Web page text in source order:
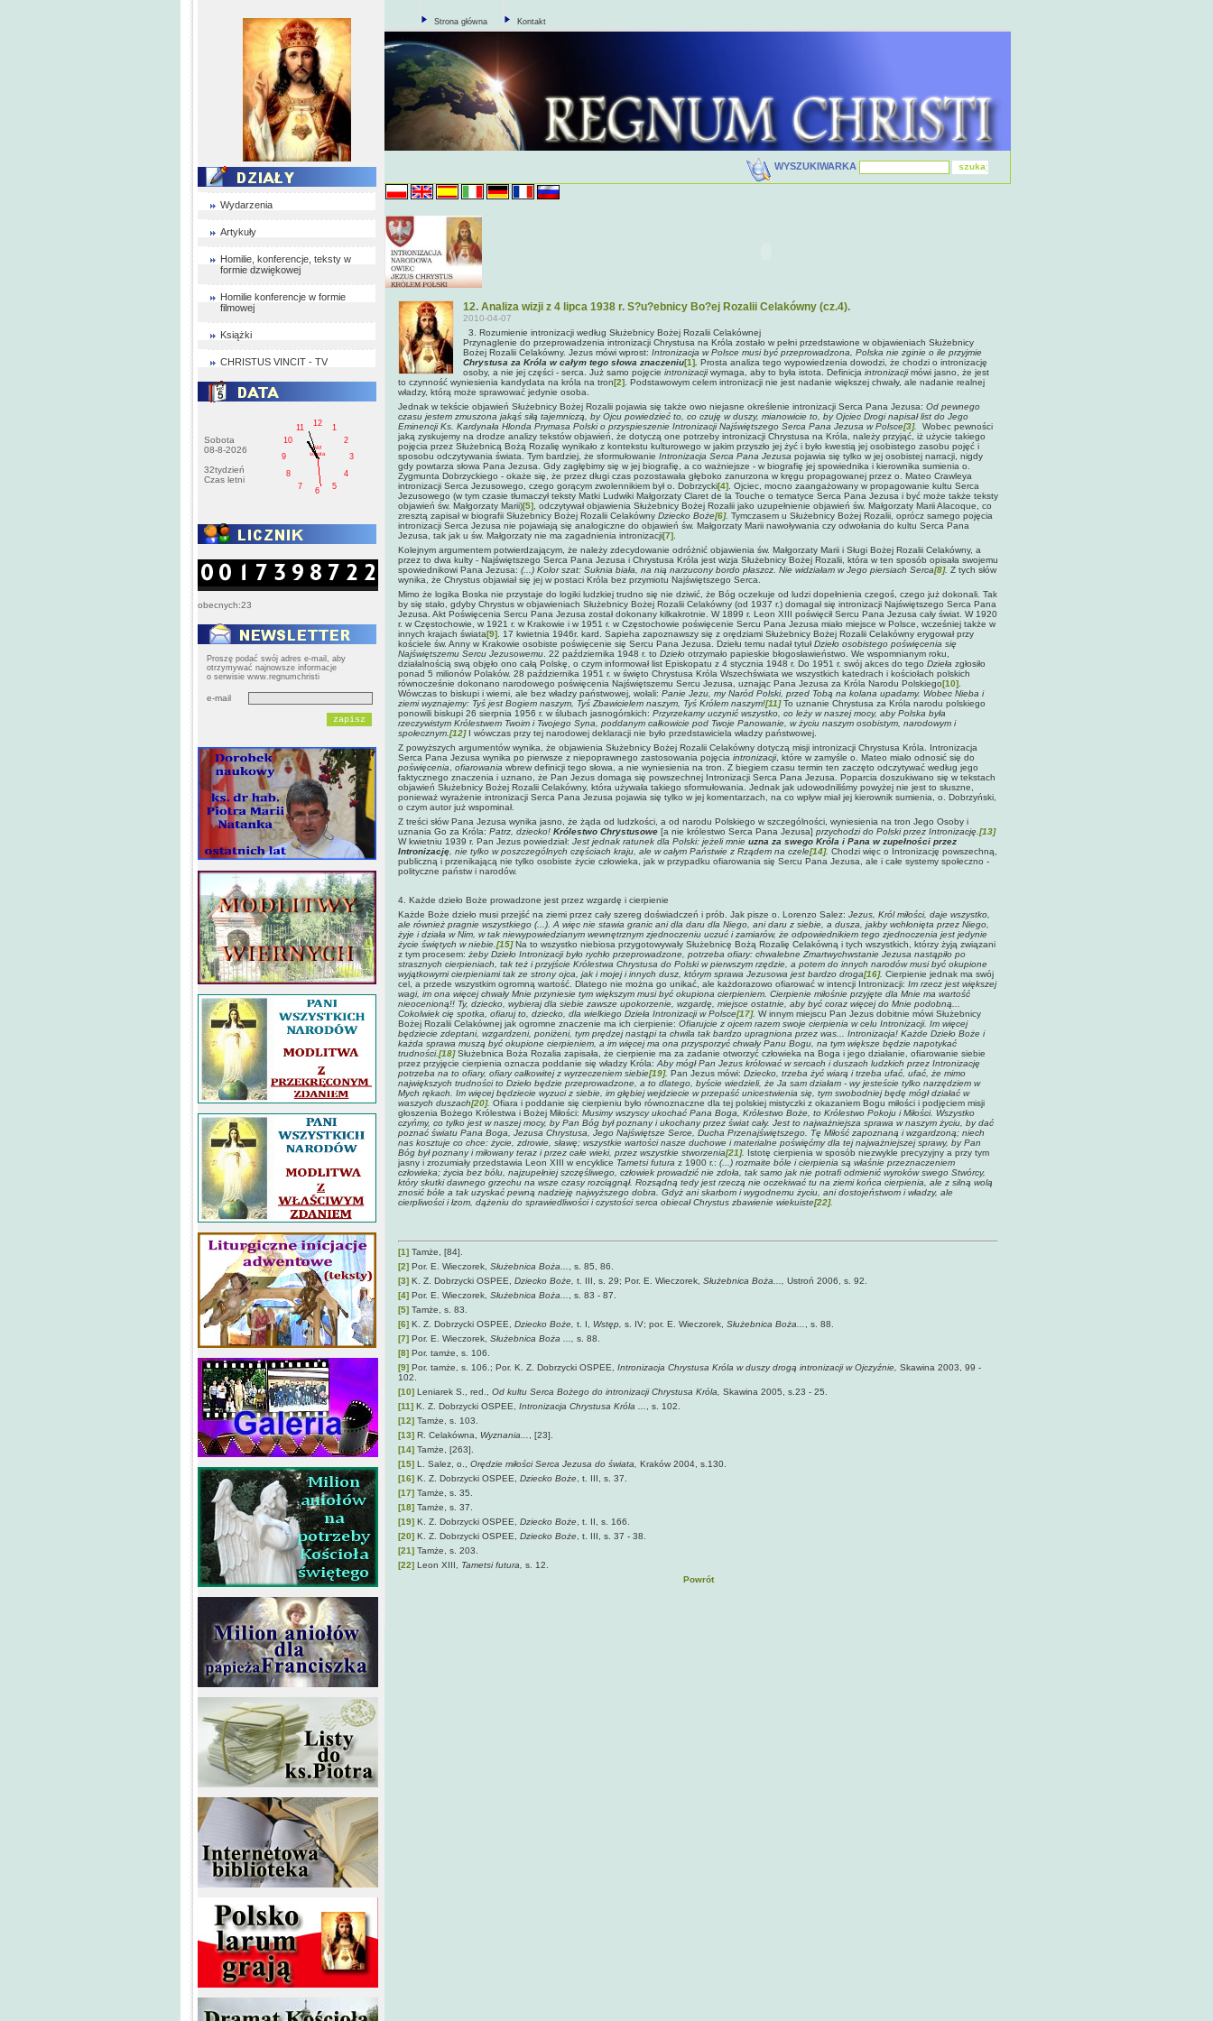
Wydarzenia
Artykuły
Homilie, konferencje, teksty w
formie dzwiękowej
Homilie konferencje w formie
filmowej
Książki
CHRISTUS VINCIT - TV
Sobota
08-8-2026
32tydzień
Czas letni
1
2
3
4
5
6
7
8
9
10
11
12
AM
sobota
obecnych:23
Proszę podać swój adres e-mail, aby
otrzymywać najnowsze informacje
o serwisie www.regnumchristi
e-mail
Strona główna Kontakt
WYSZUKIWARKA
12. Analiza wizji z 4 lipca 1938 r. S?u?ebnicy Bo?ej Rozalii Celakówny (cz.4).
2010-04-07
3. Rozumienie intronizacji według Służebnicy Bożej Rozalii Celakównej
Przynaglenie do przeprowadzenia intronizacji Chrystusa na Króla zostało w pełni przedstawione w objawieniach Służebnicy
Bożej Rozalii Celakówny. Jezus mówi wprost: Intronizacja w Polsce musi być przeprowadzona, Polska nie zginie o ile przyjmie
Chrystusa za Króla w całym tego słowa znaczeniu[1] Prosta analiza tego wypowiedzenia dowodzi, że chodzi o intronizację
osoby, a nie jej części - serca. Już samo pojęcie intronizacjiwymaga, aby to była istota. Definicja intronizacjimówi jasno, że jest
to czynność wyniesienia kandydata na króla na tron[2] . Podstawowym celem intronizacji nie jest nadanie większej chwały, ale nadanie realnej
władzy, którą może sprawować jedynie osoba.
Jednak w tekście objawień Służebnicy Bożej Rozalii pojawia się także owo niejasne określenie intronizacji Serca Pana Jezusa: Od pewnego
czasu jestem zmuszona jakąś siłą tajemniczą, by Ojcu powiedzieć to, co czuję w duszy, mianowicie to, by Ojciec Drogi napisał list do Jego
Eminencji Ks. Kardynała Hlonda Prymasa Polski o przyspieszenie Intronizacji Najświętszego Serca Pana Jezusa w Polsce[3].
Wobec pewności
jaką zyskujemy na drodze analizy tekstów objawień, że dotyczą one potrzeby intronizacji Chrystusa na Króla, należy przyjąć, iż użycie takiego
pojęcia przez Służebnicą Bożą Rozalię wynikało z kontekstu kulturowego w jakim przyszło jej żyć i było kwestią jej osobistego zasobu pojęć i
sposobu odczytywania świata. Tym bardziej, że sformułowanie Intronizacja Serca Pana Jezusa pojawia się tylko w jej osobistej narracji, nigdy
gdy powtarza słowa Pana Jezusa. Gdy zagłębimy się w jej biografię, a co ważniejsze - w biografię jej spowiednika i kierownika sumienia o.
Zygmunta Dobrzyckiego - okaże się, że przez długi czas pozostawała głęboko zanurzona w kręgu propagowanej przez o. Mateo Crawleya
intronizacji Serca Jezusowego, czego gorącym zwolennikiem był o. Dobrzycki[4] . Ojciec, mocno zaangażowany w propagowanie kultu Serca
Jezusowego (w tym czasie tłumaczył teksty Matki Ludwiki Małgorzaty Claret de la Touche o tematyce Serca Pana Jezusa i być może także teksty
objawień św. Małgorzaty Marii)[5] , odczytywał objawienia Służebnicy Bożej Rozalii jako uzupełnienie objawień św. Małgorzaty Marii Alacoque, co
zresztą zapisał w biografii Służebnicy Bożej Rozalii Celakówny Dziecko Boże[6]. Tymczasem u Służebnicy Bożej Rozalii, oprócz samego pojęcia
intronizacji Serca Jezusa nie pojawiają się analogiczne do objawień św. Małgorzaty Marii nawoływania czy odwołania do kultu Serca Pana
Jezusa, tak jak u św. Małgorzaty nie ma zagadnienia intronizacji[7]
Kolejnym argumentem potwierdzającym, że należy zdecydowanie odróżnić objawienia św. Małgorzaty Marii i Sługi Bożej Rozalii Celakówny, a
przez to dwa kulty - Najświętszego Serca Pana Jezusa i Chrystusa Króla jest wizja Służebnicy Bożej Rozalii, która w ten sposób opisała swojemu
spowiednikowi Pana Jezusa: (...) Kolor szat: Suknia biała, na nią narzucony bordo płaszcz. Nie widziałam w Jego piersiach Serca[8]. Z tych słów
wynika, że Chrystus objawiał się jej w postaci Króla bez przymiotu Najświętszego Serca.
Mimo że logika Boska nie przystaje do logiki ludzkiej trudno się nie dziwić, że Bóg oczekuje od ludzi dopełnienia czegoś, czego już dokonali. Tak
by się stało, gdyby Chrystus w objawieniach Służebnicy Bożej Rozalii Celakówny (od 1937 r.) domagał się intronizacji Najświętszego Serca Pana
Jezusa. Akt Poświęcenia Sercu Pana Jezusa został dokonany kilkakrotnie. W 1899 r. Leon XIII poświęcił Sercu Pana Jezusa cały świat. W 1920
r. w Częstochowie, w 1921 r. w Krakowie i w 1951 r. w Częstochowie poświęcenie Sercu Pana Jezusa miało miejsce w Polsce, wcześniej także w
innych krajach świata[9] . 17 kwietnia 1946r. kard. Sapieha zapoznawszy się z orędziami Służebnicy Bożej Rozalii Celakówny erygował przy
kościele św. Anny w Krakowie osobiste poświęcenie się Sercu Pana Jezusa. Dziełu temu nadał tytuł Dzieło osobistego poświęcenia się
Najświętszemu Sercu Jezusowemu . 22 października 1948 r. to Dzieło otrzymało papieskie błogosławieństwo. We wspomnianym roku,
działalnością swą objęło ono całą Polskę, o czym informował list Episkopatu z 4 stycznia 1948 r. Do 1951 r. swój akces do tego Dzieła zgłosiło
ponad 5 milionów Polaków. 28 października 1951 r. w święto Chrystusa Króla Wszechświata we wszystkich katedrach i kościołach polskich
równocześnie dokonano narodowego poświęcenia Najświętszemu Sercu Jezusa, uznając Pana Jezusa za Króla Narodu Polskiego[10]
Wówczas to biskupi i wierni, ale bez władzy państwowej, wołali: Panie Jezu, my Naród Polski, przed Tobą na kolana upadamy. Wobec Nieba i
ziemi wyznajemy: Tyś jest Bogiem naszym, Tyś Zbawicielem naszym, Tyś Królem naszym![11] To uznanie Chrystusa za Króla narodu polskiego
ponowili biskupi 26 sierpnia 1956 r. w ślubach jasnogórskich: Przyrzekamy uczynić wszystko, co leży w naszej mocy, aby Polska była
rzeczywistym Królestwem Twoim i Twojego Syna, poddanym całkowicie pod Twoje Panowanie, w życiu naszym osobistym, narodowym i
społecznym. [12] I wówczas przy tej narodowej deklaracji nie było przedstawiciela władzy państwowej.
Z powyższych argumentów wynika, że objawienia Służebnicy Bożej Rozalii Celakówny dotyczą misji intronizacji Chrystusa Króla. Intronizacja
Serca Pana Jezusa wynika po pierwsze z niepoprawnego zastosowania pojęcia intronizacji, które w zamyśle o. Mateo miało odnosić się do
poświęcenia
ofiarowania wbrew definicji tego słowa, a nie wyniesienia na tron. Z biegiem czasu termin ten zaczęto odczytywać według jego
faktycznego znaczenia i uznano, że Pan Jezus domaga się powszechnej Intronizacji Serca Pana Jezusa. Poparcia doszukiwano się w tekstach
objawień Służebnicy Bożej Rozalii Celakówny, która używała takiego sformułowania. Jednak jak udowodniliśmy powyżej nie jest to słuszne,
ponieważ wyrażenie intronizacji Serca Pana Jezusa pojawia się tylko w jej komentarzach, na co wpływ miał jej kierownik sumienia, o. Dobrzyński,
o czym autor już wspominał.
Z treści słów Pana Jezusa wynika jasno, że żąda od ludzkości, a od narodu Polskiego w szczególności, wyniesienia na tron Jego Osoby i
uznania Go za Króla: Patrz, dziecko! Królestwo Chrystusowe [a nie królestwo Serca Pana Jezusa] przychodzi do Polski przez Intronizację. [13]
W kwietniu 1939 r. Pan Jezus powiedział: Jest jednak ratunek dla Polski: jeżeli mnie uzna za swego Króla i Pana w zupełności przez
Intronizację , nie tylko w poszczególnych częściach kraju, ale w całym Państwie z Rządem na czele[14]. Chodzi więc o Intronizację powszechną,
publiczną i przenikającą nie tylko osobiste życie człowieka, jak w przypadku ofiarowania się Sercu Pana Jezusa, ale i całe systemy społeczno -
polityczne państw i narodów.
4. Każde dzieło Boże prowadzone jest przez wzgardę i cierpienie
Każde Boże dzieło musi przejść na ziemi przez cały szereg doświadczeń i prób. Jak pisze o. Lorenzo Salez: Jezus, Król miłości, daje wszystko,
ale również pragnie wszystkiego (...). A więc nie stawia granic ani dla daru dla Niego, ani daru z siebie, a dusza, jakby wchłonięta przez Niego,
żyje i działa w Nim, w tak niewypowiedzianym wewnętrznym zjednoczeniu uczuć i zamiarów, że odpowiednikiem tego zjednoczenia jest jedynie
życie świętych w niebie. [15]Na to wszystko niebiosa przygotowywały Służebnicę Bożą Rozalię Celakówną i tych wszystkich, którzy żyją związani
z tym procesem: żeby Dzieło Intronizacji było rychło przeprowadzone, potrzeba ofiary: chwalebne Zmartwychwstanie Jezusa nastąpiło po
strasznych cierpieniach, tak też i przyjście Królestwa Chrystusa do Polski w pierwszym rzędzie, a potem do innych narodów musi być okupione
wyjątkowymi cierpieniami tak ze strony ojca, jak i mojej i innych dusz, którym sprawa Jezusowa jest bardzo droga[16]. Cierpienie jednak ma swój
cel, a przede wszystkim ogromną wartość. Dlatego nie można go unikać, ale każdorazowo ofiarować w intencji Intronizacji: Im rzecz jest większej
wagi, im ona więcej chwały Mnie przyniesie tym większym musi być okupiona cierpieniem. Cierpienie miłośnie przyjęte dla Mnie ma wartość
nieocenioną!! Ty, dziecko, wybieraj dla siebie zawsze upokorzenie, wzgardę, miejsce ostatnie, aby być coraz więcej do Mnie podobną...
Cokolwiek cię spotka, ofiaruj to, dziecko, dla wielkiego Dzieła Intronizacji w Polsce[17]. W innym miejscu Pan Jezus dobitnie mówi Służebnicy
Bożej Rozalii Celakównej jak ogromne znaczenie ma ich cierpienie: Ofiarujcie z ojcem razem swoje cierpienia w celu Intronizacji. Im więcej
będziecie zdeptani, wzgardzeni, poniżeni, tym prędzej nastąpi ta chwila tak bardzo upragniona przez was... Intronizacja! Każde Dzieło Boże i
każda sprawa muszą być okupione cierpieniem, a im więcej ma ona przysporzyć chwały Panu Bogu, na tym większe będzie napotykać
trudności.[18] Służebnica Boża Rozalia zapisała, że cierpienie ma za zadanie otworzyć człowieka na Boga i jego działanie, ofiarowanie siebie
przez przyjęcie cierpienia oznacza poddanie się władzy Króla: Aby mógł Pan Jezus królować w sercach i duszach ludzkich przez Intronizację
potrzeba na to ofiary, ofiary całkowitej z wyrzeczeniem siebie[19]. Pan Jezus mówi: Dziecko, trzeba żyć wiarą i trzeba ufać, ufać, że mimo
największych trudności to Dzieło będzie przeprowadzone, a to dlatego, byście wiedzieli, że Ja sam działam - wy jesteście tylko narzędziem w
Mych rękach. Im więcej będziecie wyzuci z siebie, im głębiej wejdziecie w przepaść unicestwienia się, tym swobodniej będę mógł działać w
waszych duszach[20]. Ofiara i poddanie się cierpieniu było równoznaczne dla tej polskiej mistyczki z okazaniem Bogu miłości i podjęciem misji
głoszenia Bożego Królestwa i Bożej Miłości: Musimy wszyscy ukochać Pana Boga, Królestwo Boże, to Królestwo Pokoju i Miłości. Wszystko
czyńmy, co tylko jest w naszej mocy, by Pan Bóg był poznany i ukochany przez świat cały. Jest to najważniejsza sprawa w naszym życiu, by dać
poznać światu Pana Boga, Jezusa Chrystusa, Jego Najświętsze Serce, Ducha Przenajświętszego. Tę Miłość zapoznaną i wzgardzoną; niech
nas kosztuje co chce: życie, zdrowie, sławę; wszystkie wartości nasze duchowe i materialne poświęćmy dla tej najważniejszej sprawy, by Pan
Bóg był poznany i miłowany teraz i przez całe wieki, przez wszystkie stworzenia[21]. Istotę cierpienia w sposób niezwykle precyzyjny a przy tym
jasny i zrozumiały przedstawia Leon XIII w encyklice Tametsi futura z 1900 r.: (...) rozmaite bóle i cierpienia są właśnie przeznaczeniem
człowieka; życia bez bólu, najzupełniej szczęśliwego, człowiek prowadzić nie zdoła, tak samo jak nie potrafi odmienić wyroków swego Stwórcy,
który skutki dawnego grzechu na wsze czasy rozciągnął. Rozsądną tedy jest rzeczą nie oczekiwać tu na ziemi końca cierpienia, ale z silną wolą
znosić bóle a tak uzyskać pewną nadzieję najwyższego dobra. Gdyż ani skarbom i wygodnemu życiu, ani dostojeństwom i władzy, ale
cierpliwości i łzom, dążeniu do sprawiedliwości i czystości serca obiecał Chrystus zbawienie wiekuiste[22].
[1] Tamże, [84].
[2] Por. E. Wieczorek, Służebnica Boża...
, s. 85, 86.
[3] K. Z. Dobrzycki OSPEE, Dziecko Boże, t. III, s. 29; Por. E. Wieczorek, Służebnica Boża..., Ustroń 2006, s. 92.
[4] Por. E. Wieczorek, Służebnica Boża...
, s. 83 - 87.
[5] Tamże, s. 83.
[6] K. Z. Dobrzycki OSPEE, Dziecko Boże, t. I, Wstęp, s. IV; por. E. Wieczorek, Służebnica Boża...
, s. 88.
[7] Por. E. Wieczorek, Służebnica Boża ...,
s. 88.
[8] Por. tamże, s. 106.
[9] Por. tamże, s. 106.; Por. K. Z. Dobrzycki OSPEE, Intronizacja Chrystusa Króla w duszy drogą intronizacji w Ojczyźnie, Skawina 2003, 99 -
102.
[10] Leniarek S., red., Od kultu Serca Bożego do intronizacji Chrystusa Króla, Skawina 2005, s.23 - 25.
[11] K. Z. Dobrzycki OSPEE, Intronizacja Chrystusa Króla ...
, s. 102.
[12] Tamże, s. 103.
[13] R. Celakówna, Wyznania...
, [23].
[14] Tamże, [263].
[15] L. Salez, o., Orędzie miłości Serca Jezusa do świata, Kraków 2004, s.130.
[16] K. Z. Dobrzycki OSPEE, Dziecko Boże , t. III, s. 37.
[17] Tamże,
s. 35.
[18] Tamże, s. 37.
[19] K. Z. Dobrzycki OSPEE, Dziecko Boże , t. II, s. 166.
[20] K. Z. Dobrzycki OSPEE, Dziecko Boże , t. III, s. 37 - 38.
[21] Tamże, s. 203.
[22] Leon XIII, Tametsi futura, s. 12.
Powrót